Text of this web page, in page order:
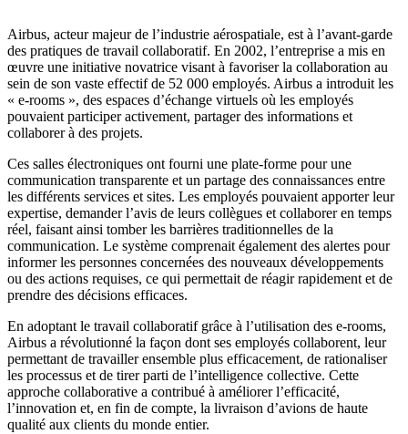
Airbus, acteur majeur de l’industrie aérospatiale, est à l’avant-garde
des pratiques de travail collaboratif. En 2002, l’entreprise a mis en
œuvre une initiative novatrice visant à favoriser la collaboration au
sein de son vaste effectif de 52 000 employés. Airbus a introduit les
« e-rooms », des espaces d’échange virtuels où les employés
pouvaient participer activement, partager des informations et
collaborer à des projets.
Ces salles électroniques ont fourni une plate-forme pour une
communication transparente et un partage des connaissances entre
les différents services et sites. Les employés pouvaient apporter leur
expertise, demander l’avis de leurs collègues et collaborer en temps
réel, faisant ainsi tomber les barrières traditionnelles de la
communication. Le système comprenait également des alertes pour
informer les personnes concernées des nouveaux développements
ou des actions requises, ce qui permettait de réagir rapidement et de
prendre des décisions efficaces.
En adoptant le travail collaboratif grâce à l’utilisation des e-rooms,
Airbus a révolutionné la façon dont ses employés collaborent, leur
permettant de travailler ensemble plus efficacement, de rationaliser
les processus et de tirer parti de l’intelligence collective. Cette
approche collaborative a contribué à améliorer l’efficacité,
l’innovation et, en fin de compte, la livraison d’avions de haute
qualité aux clients du monde entier.